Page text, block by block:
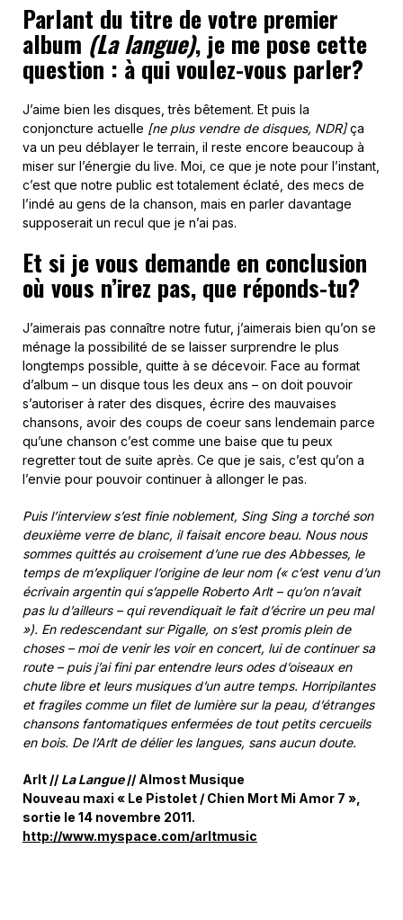
Parlant du titre de votre premier
album (La langue), je me pose cette
question : à qui voulez-vous parler?
J’aime bien les disques, très bêtement. Et puis la
conjoncture actuelle [ne plus vendre de disques, NDR]ça
va un peu déblayer le terrain, il reste encore beaucoup à
miser sur l’énergie du live. Moi, ce que je note pour l’instant,
c’est que notre public est totalement éclaté, des mecs de
l’indé au gens de la chanson, mais en parler davantage
supposerait un recul que je n’ai pas.
Et si je vous demande en conclusion
où vous n’irez pas, que réponds-tu?
J’aimerais pas connaître notre futur, j’aimerais bien qu’on se
ménage la possibilité de se laisser surprendre le plus
longtemps possible, quitte à se décevoir. Face au format
d’album – un disque tous les deux ans – on doit pouvoir
s’autoriser à rater des disques, écrire des mauvaises
chansons, avoir des coups de coeur sans lendemain parce
qu’une chanson c’est comme une baise que tu peux
regretter tout de suite après. Ce que je sais, c’est qu’on a
l’envie pour pouvoir continuer à allonger le pas.
Puis l’interview s’est finie noblement, Sing Sing a torché son
deuxième verre de blanc, il faisait encore beau. Nous nous
sommes quittés au croisement d’une rue des Abbesses, le
temps de m’expliquer l’origine de leur nom («c’est venu d’un
écrivain argentin qui s’appelle Roberto Arlt – qu’on n’avait
pas lu d’ailleurs – qui revendiquait le fait d’écrire un peu mal
»). En redescendant sur Pigalle, on s’est promis plein de
choses – moi de venir les voir en concert, lui de continuer sa
route – puis j’ai fini par entendre leurs odes d’oiseaux en
chute libre et leurs musiques d’un autre temps. Horripilantes
et fragiles comme un filet de lumière sur la peau, d’étranges
chansons fantomatiques enfermées de tout petits cercueils
en bois. De l’Arlt de délier les langues, sans aucun doute.
Arlt // La Langue// Almost Musique
Nouveau maxi « Le Pistolet / Chien Mort Mi Amor 7 »,
sortie le 14 novembre 2011.
http://www.myspace.com/arltmusic